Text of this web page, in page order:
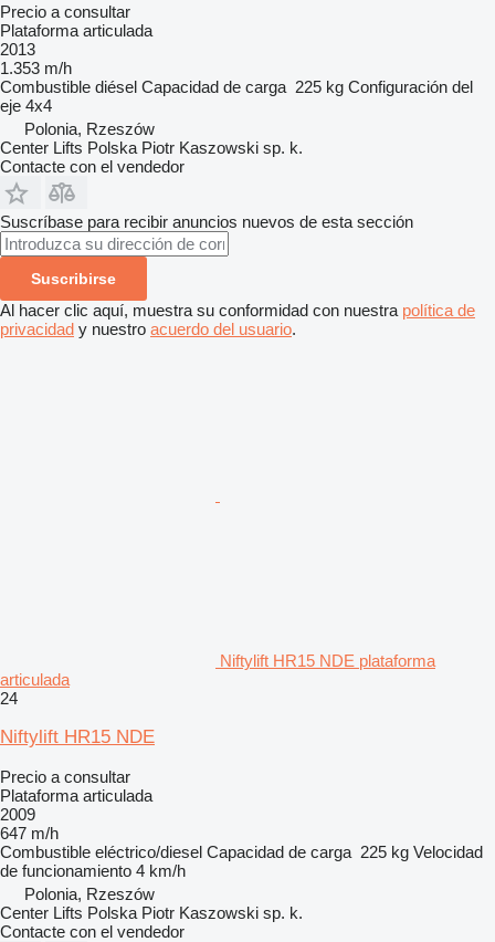
Precio a consultar
Plataforma articulada
2013
1.353 m/h
Combustible diésel Capacidad de carga 225 kg Configuración del
eje 4x4
Polonia, Rzeszów
Center Lifts Polska Piotr Kaszowski sp. k.
Contacte con el vendedor
Suscríbase para recibir anuncios nuevos de esta sección
Suscribirse
Al hacer clic aquí, muestra su conformidad con nuestra política de
privacidad y nuestro acuerdo del usuario.
Niftylift HR15 NDE plataforma
articulada
24
Niftylift HR15 NDE
Precio a consultar
Plataforma articulada
2009
647 m/h
Combustible eléctrico/diesel Capacidad de carga 225 kg Velocidad
de funcionamiento 4 km/h
Polonia, Rzeszów
Center Lifts Polska Piotr Kaszowski sp. k.
Contacte con el vendedor